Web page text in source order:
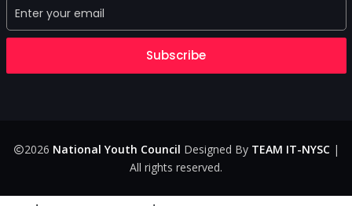
Subscribe
2026 National Youth Council Designed By TEAM IT-NYSC|
All rights reserved.